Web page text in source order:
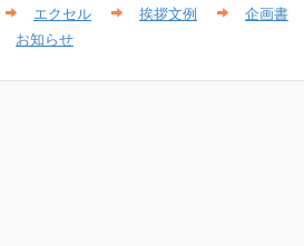
エクセル 挨拶文例 企画書
お知らせ